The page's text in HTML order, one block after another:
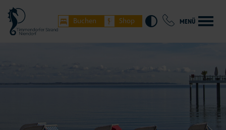
Buchen Shop MENÜ